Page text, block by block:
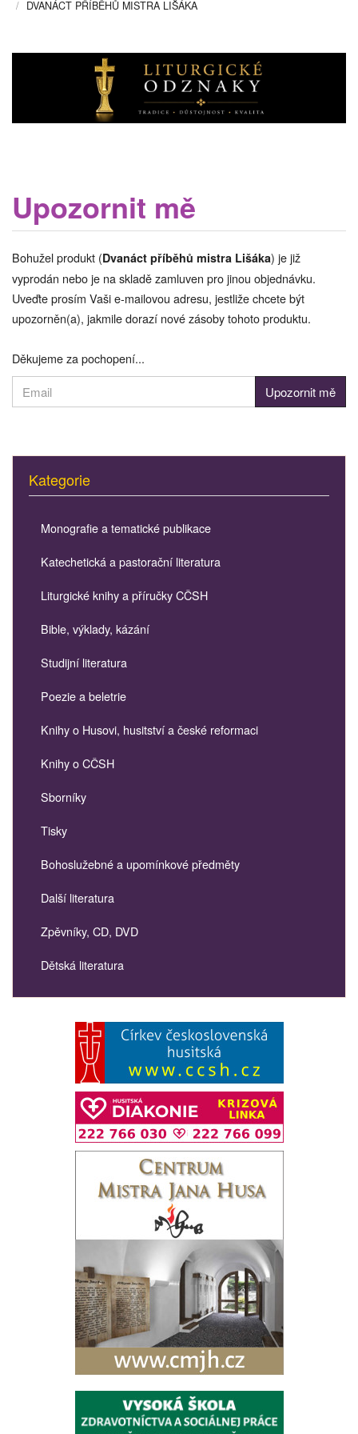
DVANÁCT PŘÍBĚHŮ MISTRA LIŠÁKA
Upozornit mě
Bohužel produkt (Dvanáct příběhů mistra Lišáka) je již
vyprodán nebo je na skladě zamluven pro jinou objednávku.
Uveďte prosím Vaši e-mailovou adresu, jestliže chcete být
upozorněn(a), jakmile dorazí nové zásoby tohoto produktu.
Děkujeme za pochopení...
Kategorie
Monografie a tematické publikace
Katechetická a pastorační literatura
Liturgické knihy a příručky CČSH
Bible, výklady, kázání
Studijní literatura
Poezie a beletrie
Knihy o Husovi, husitství a české reformaci
Knihy o CČSH
Sborníky
Tisky
Bohoslužebné a upomínkové předměty
Další literatura
Zpěvníky, CD, DVD
Dětská literatura